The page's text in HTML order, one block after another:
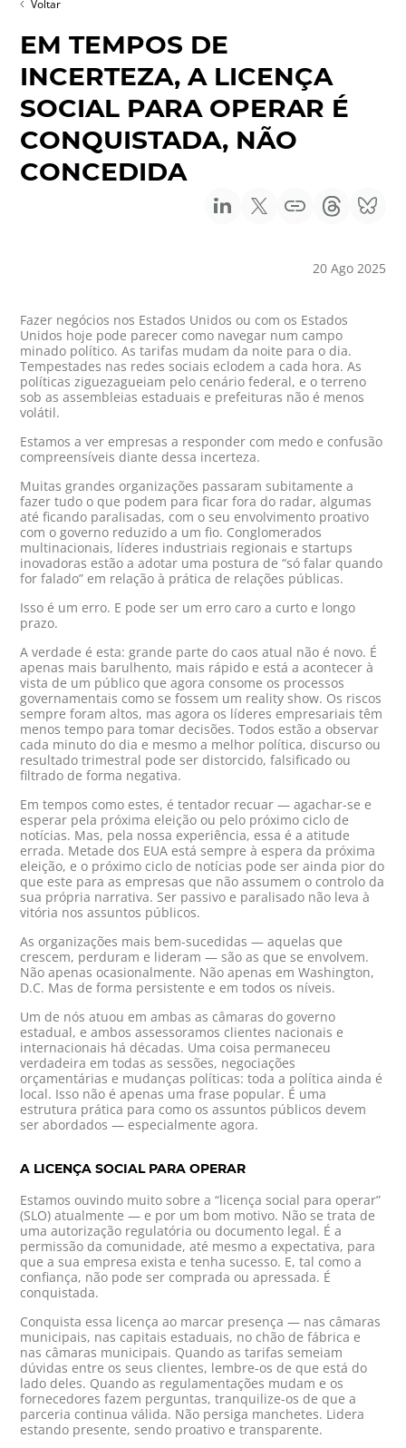
Voltar
EM TEMPOS DE
INCERTEZA, A LICENÇA
SOCIAL PARA OPERAR É
CONQUISTADA, NÃO
CONCEDIDA
20 Ago 2025
Fazer negócios nos Estados Unidos ou com os Estados
Unidos hoje pode parecer como navegar num campo
minado político. As tarifas mudam da noite para o dia.
Tempestades nas redes sociais eclodem a cada hora. As
políticas ziguezagueiam pelo cenário federal, e o terreno
sob as assembleias estaduais e prefeituras não é menos
volátil.
Estamos a ver empresas a responder com medo e confusão
compreensíveis diante dessa incerteza.
Muitas grandes organizações passaram subitamente a
fazer tudo o que podem para ficar fora do radar, algumas
até ficando paralisadas, com o seu envolvimento proativo
com o governo reduzido a um fio. Conglomerados
multinacionais, líderes industriais regionais e startups
inovadoras estão a adotar uma postura de “só falar quando
for falado” em relação à prática de relações públicas.
Isso é um erro. E pode ser um erro caro a curto e longo
prazo.
A verdade é esta: grande parte do caos atual não é novo. É
apenas mais barulhento, mais rápido e está a acontecer à
vista de um público que agora consome os processos
governamentais como se fossem um reality show. Os riscos
sempre foram altos, mas agora os líderes empresariais têm
menos tempo para tomar decisões. Todos estão a observar
cada minuto do dia e mesmo a melhor política, discurso ou
resultado trimestral pode ser distorcido, falsificado ou
filtrado de forma negativa.
Em tempos como estes, é tentador recuar — agachar-se e
esperar pela próxima eleição ou pelo próximo ciclo de
notícias. Mas, pela nossa experiência, essa é a atitude
errada. Metade dos EUA está sempre à espera da próxima
eleição, e o próximo ciclo de notícias pode ser ainda pior do
que este para as empresas que não assumem o controlo da
sua própria narrativa. Ser passivo e paralisado não leva à
vitória nos assuntos públicos.
As organizações mais bem-sucedidas — aquelas que
crescem, perduram e lideram — são as que se envolvem.
Não apenas ocasionalmente. Não apenas em Washington,
D.C. Mas de forma persistente e em todos os níveis.
Um de nós atuou em ambas as câmaras do governo
estadual, e ambos assessoramos clientes nacionais e
internacionais há décadas. Uma coisa permaneceu
verdadeira em todas as sessões, negociações
orçamentárias e mudanças políticas: toda a política ainda é
local. Isso não é apenas uma frase popular. É uma
estrutura prática para como os assuntos públicos devem
ser abordados — especialmente agora.
A LICENÇA SOCIAL PARA OPERAR
Estamos ouvindo muito sobre a “licença social para operar”
(SLO) atualmente — e por um bom motivo. Não se trata de
uma autorização regulatória ou documento legal. É a
permissão da comunidade, até mesmo a expectativa, para
que a sua empresa exista e tenha sucesso. E, tal como a
confiança, não pode ser comprada ou apressada. É
conquistada.
Conquista essa licença ao marcar presença — nas câmaras
municipais, nas capitais estaduais, no chão de fábrica e
nas câmaras municipais. Quando as tarifas semeiam
dúvidas entre os seus clientes, lembre-os de que está do
lado deles. Quando as regulamentações mudam e os
fornecedores fazem perguntas, tranquilize-os de que a
parceria continua válida. Não persiga manchetes. Lidera
estando presente, sendo proativo e transparente.